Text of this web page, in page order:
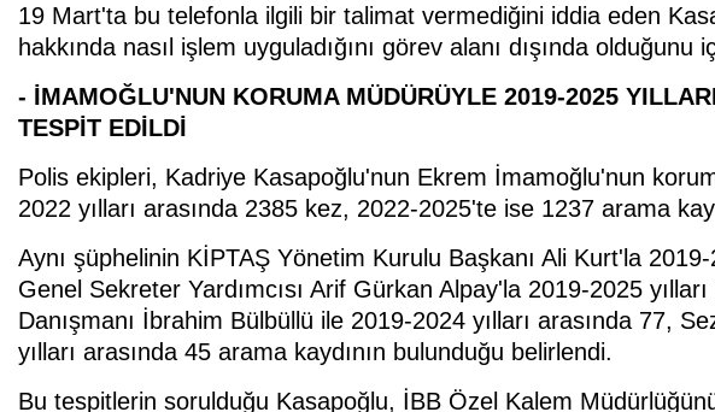
19 Mart'ta bu telefonla ilgili bir talimat vermediğini iddia eden
hakkında nasıl işlem uyguladığını görev alanı dışında
- İMAMOĞLU'NUN KORUMA MÜDÜRÜYLE 2019-2025
TESPİT EDİLDİ
Polis ekipleri, Kadriye Kasapoğlu'nun Ekrem İmamoğlu'nun
2022 yılları arasında 2385 kez, 2022-2025'te ise 1237 arama
Aynı şüphelinin KİPTAŞ Yönetim Kurulu Başkanı Ali Kurt'la
Genel Sekreter Yardımcısı Arif Gürkan Alpay'la 2019-2025
Danışmanı İbrahim Bülbüllü ile 2019-2024 yılları arasında 77,
yılları arasında 45 arama kaydının bulunduğu belirlendi.
Bu tespitlerin sorulduğu Kasapoğlu, İBB Özel Kalem